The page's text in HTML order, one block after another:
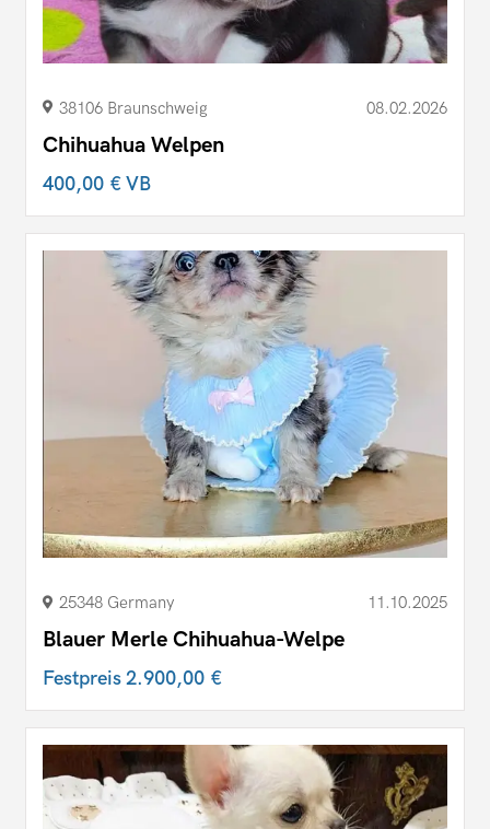
38106 Braunschweig 08.02.2026
Chihuahua Welpen
400,00 €VB
25348 Germany 11.10.2025
Blauer Merle Chihuahua-Welpe
Festpreis2.900,00 €